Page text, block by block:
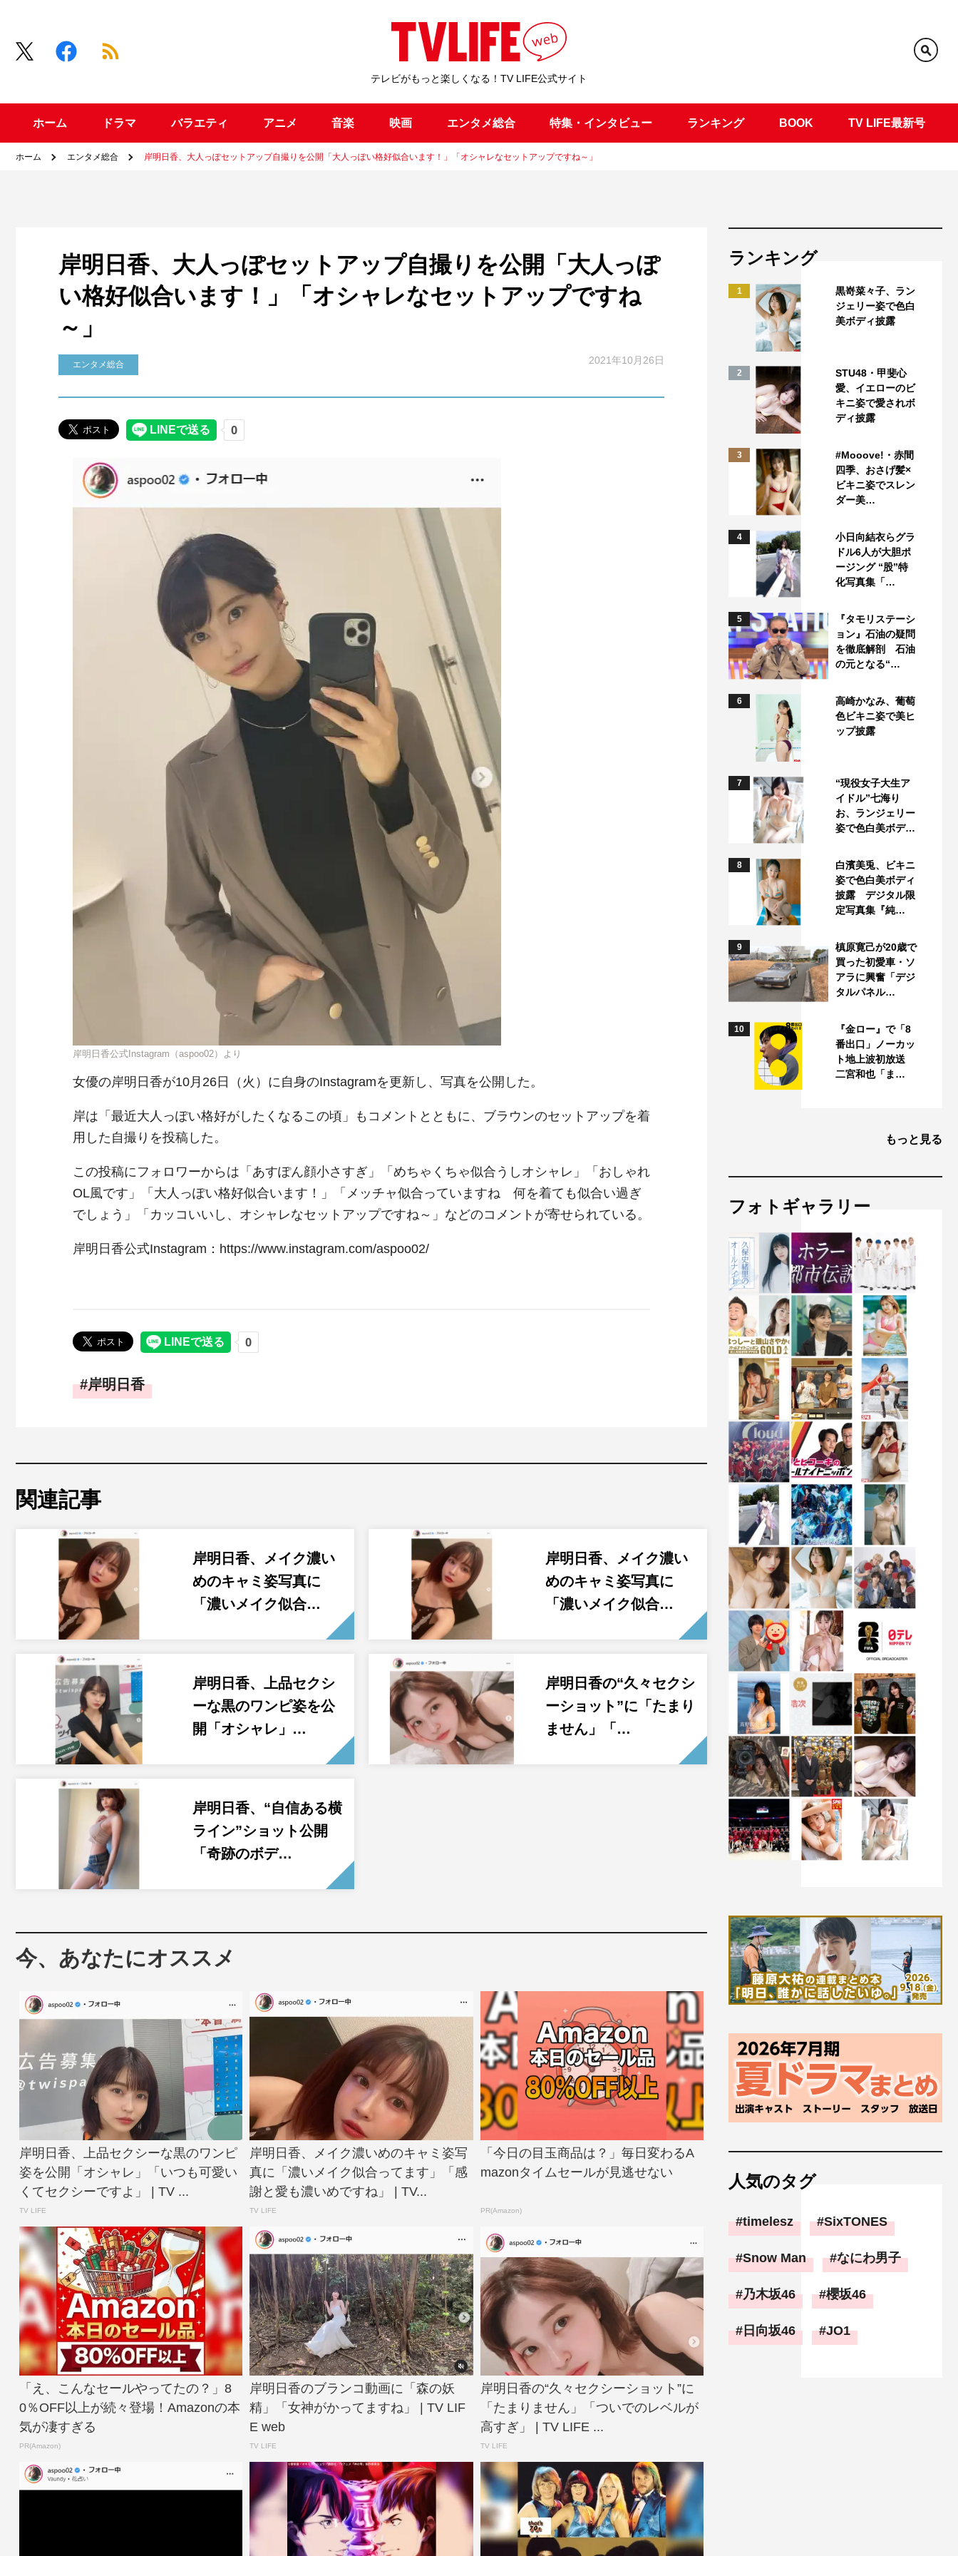
テレビがもっと楽しくなる！TV LIFE公式サイト
ホーム ドラマ バラエティ アニメ 音楽 映画 エンタメ総合 特集・インタビュー ランキング BOOK TV LIFE最新号
ホーム エンタメ総合 岸明日香、大人っぽセットアップ自撮りを公開「大人っぽい格好似合います！」「オシャレなセットアップですね～」
岸明日香、大人っぽセットアップ自撮りを公開「大人っぽ
い格好似合います！」「オシャレなセットアップですね
～」
エンタメ総合 2021年10月26日
岸明日香公式Instagram（aspoo02）より
女優の岸明日香が10月26日（火）に自身のInstagramを更新し、写真を公開した。
岸は「最近大人っぽい格好がしたくなるこの頃」もコメントとともに、ブラウンのセットアップを着
用した自撮りを投稿した。
この投稿にフォロワーからは「あすぽん顔小さすぎ」「めちゃくちゃ似合うしオシャレ」「おしゃれ
OL風です」「大人っぽい格好似合います！」「メッチャ似合っていますね 何を着ても似合い過ぎ
でしょう」「カッコいいし、オシャレなセットアップですね～」などのコメントが寄せられている。
岸明日香公式Instagram：https://www.instagram.com/aspoo02/
岸明日香
関連記事
岸明日香、メイク濃い
めのキャミ姿写真に
「濃いメイク似合…
岸明日香、メイク濃い
めのキャミ姿写真に
「濃いメイク似合…
岸明日香、上品セクシ
ーな黒のワンピ姿を公
開「オシャレ」…
岸明日香の“久々セクシ
ーショット”に「たまり
ません」「…
岸明日香、“自信ある横
ライン”ショット公開
「奇跡のボデ…
今、あなたにオススメ
岸明日香、上品セクシーな黒のワンピ
姿を公開「オシャレ」「いつも可愛い
くてセクシーですよ」 | TV ...
TV LIFE
岸明日香、メイク濃いめのキャミ姿写
真に「濃いメイク似合ってます」「感
謝と愛も濃いめですね」 | TV...
TV LIFE
「今日の目玉商品は？」毎日変わるA
mazonタイムセールが見逃せない
PR(Amazon)
「え、こんなセールやってたの？」8
0％OFF以上が続々登場！Amazonの本
気が凄すぎる
PR(Amazon)
岸明日香のブランコ動画に「森の妖
精」「女神がかってますね」 | TV LIF
E web
TV LIFE
岸明日香の“久々セクシーショット”に
「たまりません」「ついでのレベルが
高すぎ」 | TV LIFE ...
TV LIFE
ランキング
1
黒嵜菜々子、ラン
ジェリー姿で色白
美ボディ披露
2
STU48・甲斐心
愛、イエローのビ
キニ姿で愛されボ
ディ披露
3
#Mooove!・赤間
四季、おさげ髪×
ビキニ姿でスレン
ダー美…
4
小日向結衣らグラ
ドル6人が大胆ポ
ージング “股”特
化写真集「…
5
『タモリステーシ
ョン』石油の疑問
を徹底解剖 石油
の元となる“…
6
高崎かなみ、葡萄
色ビキニ姿で美ヒ
ップ披露
7
“現役女子大生ア
イドル”七海り
お、ランジェリー
姿で色白美ボデ…
8
白濱美兎、ビキニ
姿で色白美ボディ
披露 デジタル限
定写真集『純…
9
槙原寛己が20歳で
買った初愛車・ソ
アラに興奮「デジ
タルパネル…
10
『金ロー』で「8
番出口」ノーカッ
ト地上波初放送
二宮和也「ま…
もっと見る
フォトギャラリー
人気のタグ
timelesz SixTONES
Snow Man なにわ男子
乃木坂46 櫻坂46
日向坂46 JO1